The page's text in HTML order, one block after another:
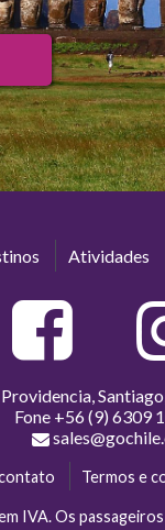
Atividades
Providencia,
Fone +56 (9) 6309
Termos e
IVA. Os